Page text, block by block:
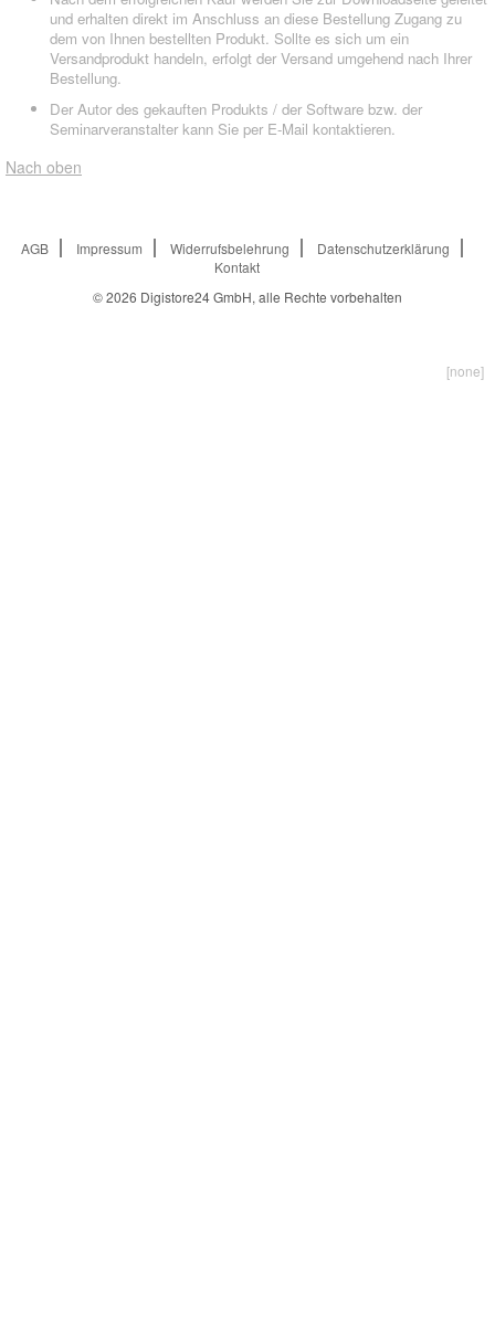
und erhalten direkt im Anschluss an diese Bestellung Zugang zu
dem von Ihnen bestellten Produkt. Sollte es sich um ein
Versandprodukt handeln, erfolgt der Versand umgehend nach Ihrer
Bestellung.
Der Autor des gekauften Produkts / der Software bzw. der
Seminarveranstalter kann Sie per E-Mail kontaktieren.
Nach oben
AGB Impressum Widerrufsbelehrung
Datenschutzerklärung
Kontakt
© 2026 Digistore24 GmbH, alle Rechte vorbehalten
[none]